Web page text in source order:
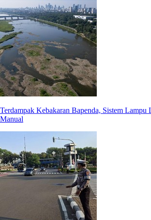
Terdampak Kebakaran Bapenda, Sistem
Manual